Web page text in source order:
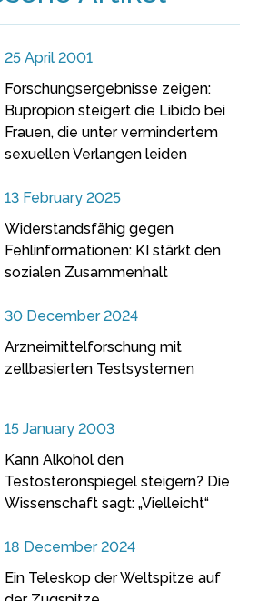
25 April 2001
Forschungsergebnisse zeigen:
Bupropion steigert die Libido bei
Frauen, die unter vermindertem
sexuellen Verlangen leiden
13 February 2025
Widerstandsfähig gegen
Fehlinformationen: KI stärkt den
sozialen Zusammenhalt
30 December 2024
Arzneimittelforschung mit
zellbasierten Testsystemen
15 January 2003
Kann Alkohol den
Testosteronspiegel steigern? Die
Wissenschaft sagt: „Vielleicht“
18 December 2024
Ein Teleskop der Weltspitze auf